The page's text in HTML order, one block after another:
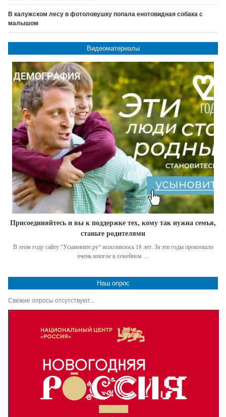
В калужском лесу в фотоловушку попала енотовидная собака с
малышом
Видеоматериалы
Присоединяйтесь и вы к поддержке тех, кому так нужна семья,
станьте родителями
В этом году сайту "Усыновите.ру" исполнилось 18 лет. За эти годы произошло
очень многое в семейном …
Наш опрос
Свежие опросы отсутствуют...